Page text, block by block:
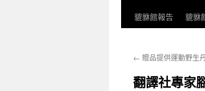
貔貅館報告
貔貅
← 贈品提供運動野生
翻譯社專家